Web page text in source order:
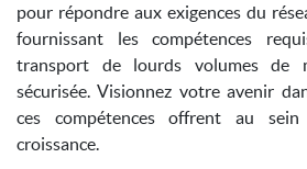
pour répondre aux exigences du
fournissant les compétences
transport de lourds volumes de
sécurisée. Visionnez votre avenir
ces compétences offrent au
croissance.